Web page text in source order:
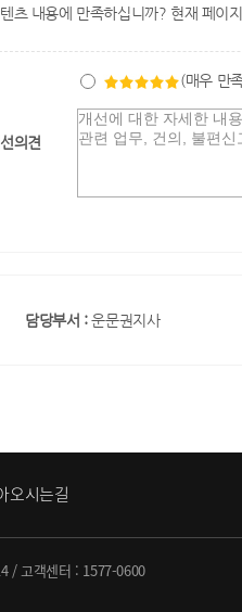
츠 내용에 만족하십니까? 현재 페이
(매우 만
의견
담당부서 :운문권지사
오시는길
/ 고객센터 : 1577-0600